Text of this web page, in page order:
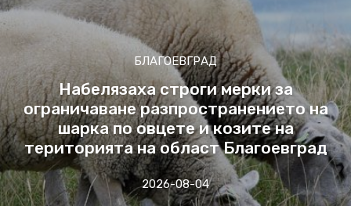
БЛАГОЕВГРАД
Набелязаха строги мерки за
ограничаване разпространението на
шарка по овцете и козите на
територията на област Благоевград
2026-08-04